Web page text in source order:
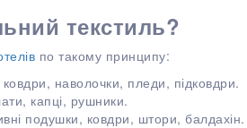
текстиль?
по такому принципу:
наволочки, пледи, підковдри.
капці, рушники.
подушки, ковдри, штори, балдахін.